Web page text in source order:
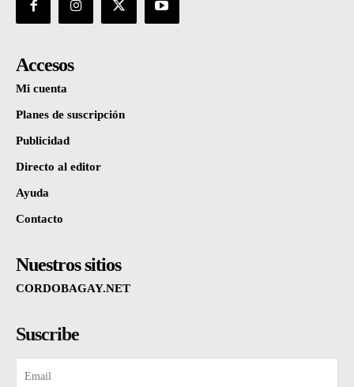
Accesos
Mi cuenta
Planes de suscripción
Publicidad
Directo al editor
Ayuda
Contacto
Nuestros sitios
CORDOBAGAY.NET
Suscribe